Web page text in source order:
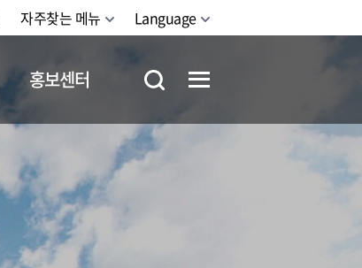
자주찾는 메뉴 Language
홍보센터